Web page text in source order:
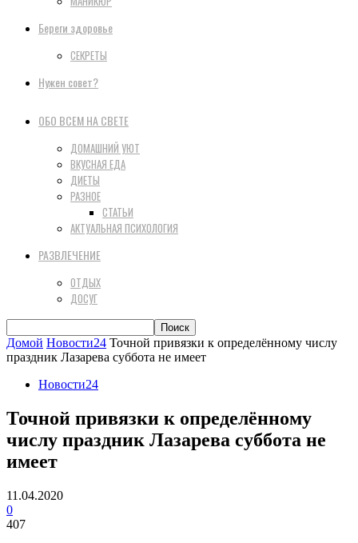
Береги здоровье
СЕКРЕТЫ
Нужен совет?
ОБО ВСЕМ НА СВЕТЕ
ДОМАШНИЙ УЮТ
ВКУСНАЯ ЕДА
ДИЕТЫ
РАЗНОЕ
СТАТЬИ
АКТУАЛЬНАЯ ПСИХОЛОГИЯ
РАЗВЛЕЧЕНИЕ
ОТДЫХ
ДОСУГ
Домой Новости24 Точной привязки к определённому числу
праздник Лазарева суббота не имеет
Новости24
Точной привязки к определённому
числу праздник Лазарева суббота не
имеет
11.04.2020
0
407